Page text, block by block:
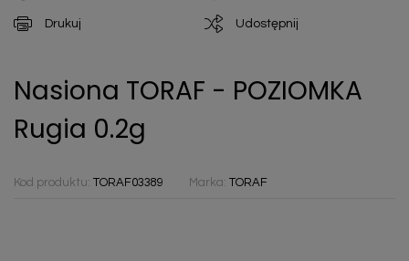
Drukuj Udostępnij
Nasiona TORAF - POZIOMKA
Rugia 0.2g
Kod produktu: TORAF03389 Marka: TORAF